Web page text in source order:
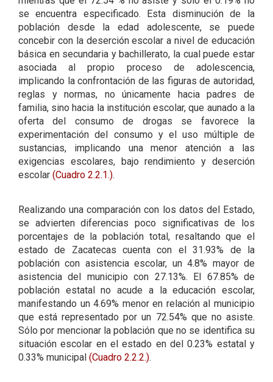
se encuentra especificado. Esta disminución de la
población desde la edad adolescente, se puede
concebir con la deserción escolar a nivel de educación
básica en secundaria y bachillerato, la cual puede estar
asociada al propio proceso de adolescencia,
implicando la confrontación de las figuras de autoridad,
reglas y normas, no únicamente hacia padres de
familia, sino hacia la institución escolar, que aunado a la
oferta del consumo de drogas se favorece la
experimentación del consumo y el uso múltiple de
sustancias, implicando una menor atención a las
exigencias escolares, bajo rendimiento y deserción
escolar (Cuadro 2.2.1.).
Realizando una comparación con los datos del Estado,
se advierten diferencias poco significativas de los
porcentajes de la población total, resaltando que el
estado de Zacatecas cuenta con el 31.93% de la
población con asistencia escolar, un 4.8% mayor de
asistencia del municipio con 27.13%. El 67.85% de
población estatal no acude a la educación escolar,
manifestando un 4.69% menor en relación al municipio
que está representado por un 72.54% que no asiste.
Sólo por mencionar la población que no se identifica su
situación escolar en el estado en del 0.23% estatal y
0.33% municipal (Cuadro 2.2.2.).